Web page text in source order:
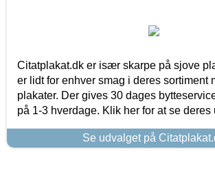
Citatplakat.dk er især skarpe på sjove
er lidt for enhver smag i deres sortiment
plakater. Der gives 30 dages
på 1-3 hverdage. Klik her for at se deres
Se udvalget på